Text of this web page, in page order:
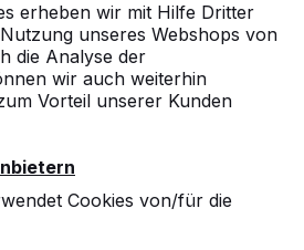
erheben wir mit Hilfe Dritter
unseres Webshops von
die Analyse der
wir auch weiterhin
Vorteil unserer Kunden
Cookies von/für die